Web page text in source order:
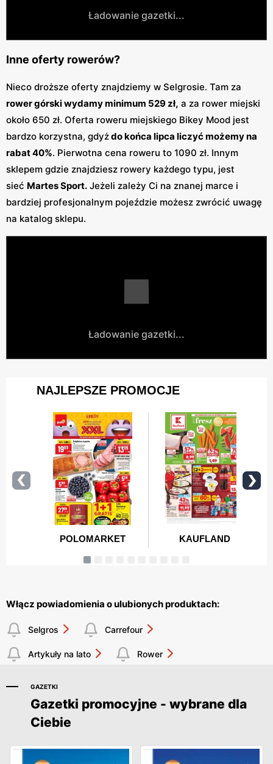
Ładowanie gazetki...
Inne oferty rowerów?
Nieco droższe oferty znajdziemy w Selgrosie. Tam za
rower górski wydamy minimum 529 zł, a za rower miejski
około 650 zł. Oferta roweru miejskiego Bikey Mood jest
bardzo korzystna, gdyżdo końca lipca liczyć możemy na
rabat 40%. Pierwotna cena roweru to 1090 zł. Innym
sklepem gdzie znajdziesz rowery każdego typu, jest
sieć Martes Sport. Jeżeli zależy Ci na znanej marce i
bardziej profesjonalnym pojeździe możesz zwrócić uwagę
na katalog sklepu.
Ładowanie gazetki...
Włącz powiadomienia o ulubionych produktach:
Selgros Carrefour
Artykuły na lato Rower
GAZETKI
Gazetki promocyjne - wybrane dla
Ciebie